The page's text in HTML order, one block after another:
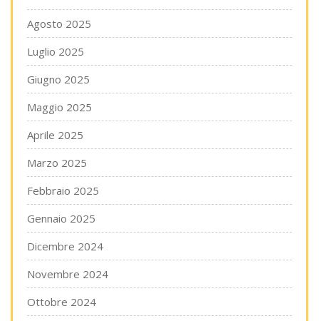
Agosto 2025
Luglio 2025
Giugno 2025
Maggio 2025
Aprile 2025
Marzo 2025
Febbraio 2025
Gennaio 2025
Dicembre 2024
Novembre 2024
Ottobre 2024